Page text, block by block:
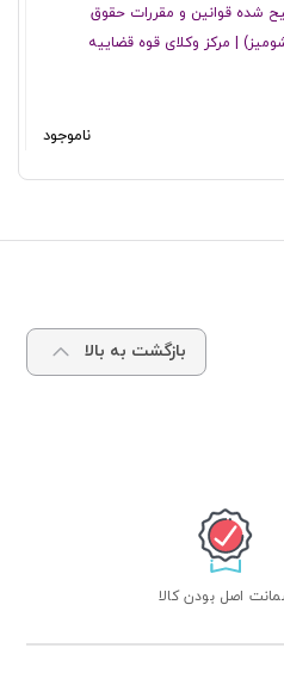
شده قوانین و مقررات حقوق
| مرکز وکلای قوه قضاییه
ناموجود
بازگشت به بالا
اصل بودن کالا